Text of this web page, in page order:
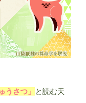
うさつ」 と読む天